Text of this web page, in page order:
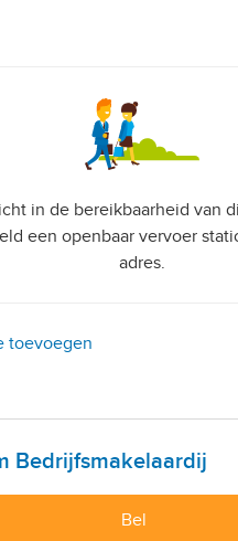
Bedrijfsmakelaardij
Bel
in de bereikbaarheid van
een openbaar vervoer
adres.
toevoegen